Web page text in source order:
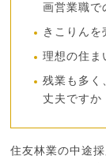
画営業職で
きこりんを
理想の住ま
残業も多く
丈夫ですか
住友林業の中途